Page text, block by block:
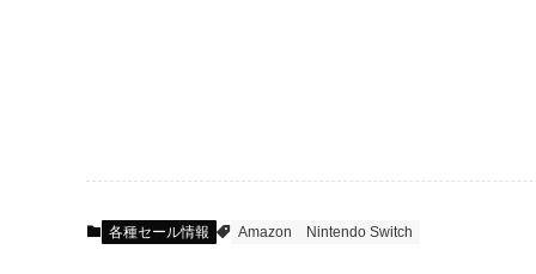
各種セール情報 Amazon Nintendo Switch